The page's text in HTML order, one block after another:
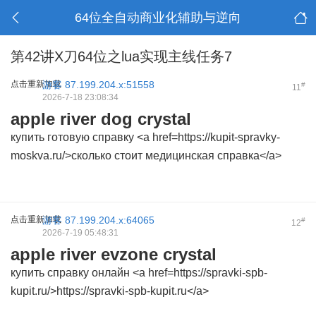
64位全自动商业化辅助与逆向
第42讲X刀64位之lua实现主线任务7
点击重新加载 11#
游客 87.199.204.x:51558
2026-7-18 23:08:34
apple river dog crystal
купить готовую справку <a href=https://kupit-spravky-
moskva.ru/>сколько стоит медицинская справка</a>
点击重新加载 12#
游客 87.199.204.x:64065
2026-7-19 05:48:31
apple river evzone crystal
купить справку онлайн <a href=https://spravki-spb-
kupit.ru/>https://spravki-spb-kupit.ru</a>